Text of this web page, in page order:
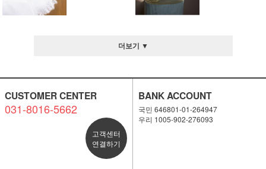
더보기 ▼
CUSTOMER CENTER
031-8016-5662
고객센터
연결하기
BANK ACCOUNT
국민 646801-01-264947
우리 1005-902-276093